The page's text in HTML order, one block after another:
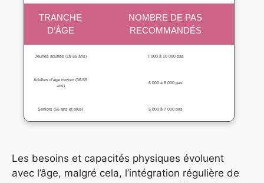
TRANCHE
D’ÂGE
NOMBRE DE PAS
RECOMMANDÉS
Jeunes adultes (18-35 ans) 7 000 à 10 000 pas
Adultes d’âge moyen (36-55
ans)
6 000 à 8 000 pas
Seniors (56 ans et plus) 5 000 à 7 000 pas
Les besoins et capacités physiques évoluent
avec l’âge, malgré cela, l’intégration régulière de